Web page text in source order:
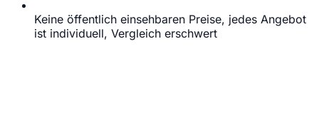
Keine öffentlich einsehbaren Preise, jedes Angebot
ist individuell, Vergleich erschwert